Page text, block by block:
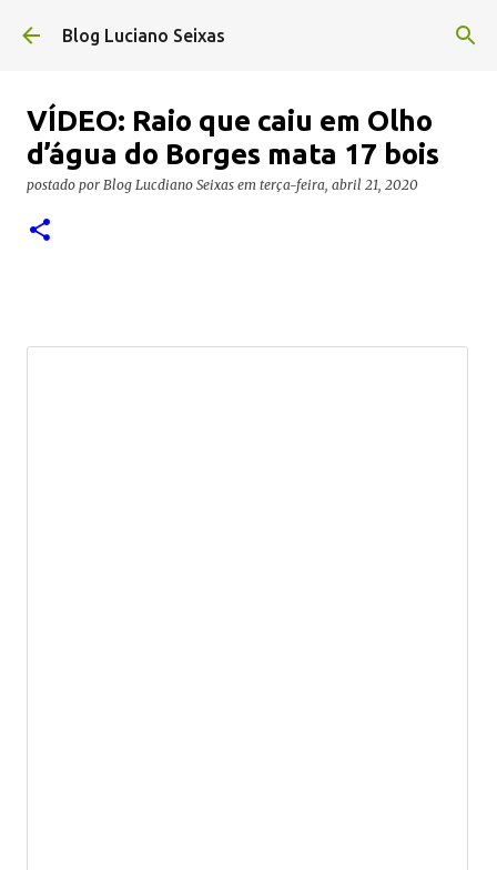
Pular para o conteúdo principal
Blog Luciano Seixas
VÍDEO: Raio que caiu em Olho
d’água do Borges mata 17 bois
postado por Blog Lucdiano Seixas em terça-feira, abril 21, 2020